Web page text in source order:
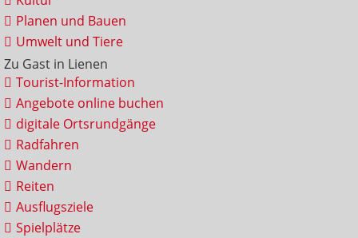
Planen und Bauen
Umwelt und Tiere
Zu Gast in Lienen
Tourist-Information
Angebote online buchen
digitale Ortsrundgänge
Radfahren
Wandern
Reiten
Ausflugsziele
Spielplätze